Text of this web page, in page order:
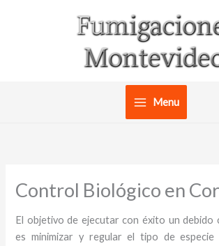
Menu
Control Biológico en
El objetivo de ejecutar con éxito un debido
es minimizar y regular el tipo de especie